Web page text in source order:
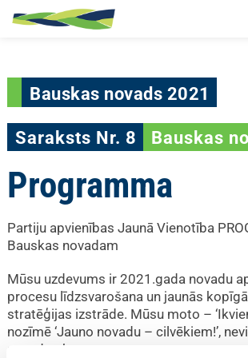
Skip to main content
Bauskas novads 2021
Saraksts Nr. 8 Bauskas
Programma
Partiju apvienības Jaunā Vienotība
Bauskas novadam
Mūsu uzdevums ir 2021.gada novadu
procesu līdzsvarošana un jaunās
stratēģijas izstrāde. Mūsu moto –
nozīmē ‘Jauno novadu – cilvēkiem!’,
novadam’.